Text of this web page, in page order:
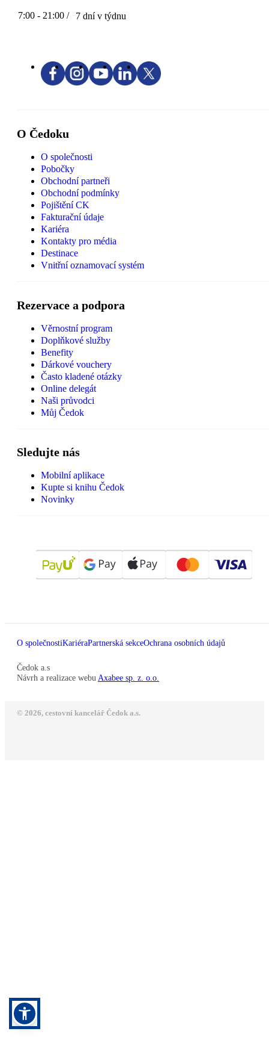
7:00 - 21:00 / 7 dní v týdnu
O Čedoku
O společnosti
Pobočky
Obchodní partneři
Obchodní podmínky
Pojištění CK
Fakturační údaje
Kariéra
Kontakty pro média
Destinace
Vnitřní oznamovací systém
Rezervace a podpora
Věrnostní program
Doplňkové služby
Benefity
Dárkové vouchery
Často kladené otázky
Online delegát
Naši průvodci
Můj Čedok
Sledujte nás
Mobilní aplikace
Kupte si knihu Čedok
Novinky
O společnostiKariéraPartnerská sekceOchrana osobních údajů
Čedok a.s
Návrh a realizace webu Axabee sp. z. o.o.
© 2026, cestovní kancelář Čedok a.s.